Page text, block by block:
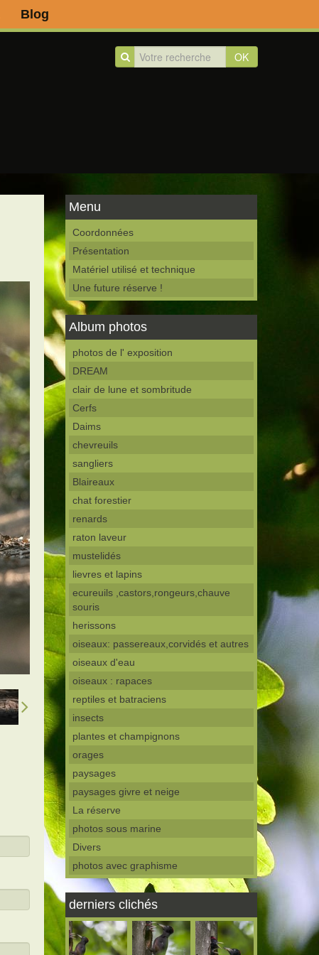
Blog
OK
Menu
Coordonnées
Présentation
Matériel utilisé et technique
Une future réserve !
Album photos
photos de l' exposition
DREAM
clair de lune et sombritude
Cerfs
Daims
chevreuils
sangliers
Blaireaux
chat forestier
renards
raton laveur
mustelidés
lievres et lapins
ecureuils ,castors,rongeurs,chauve
souris
herissons
oiseaux: passereaux,corvidés et autres
oiseaux d'eau
oiseaux : rapaces
reptiles et batraciens
insects
plantes et champignons
orages
paysages
paysages givre et neige
La réserve
photos sous marine
Divers
photos avec graphisme
derniers clichés